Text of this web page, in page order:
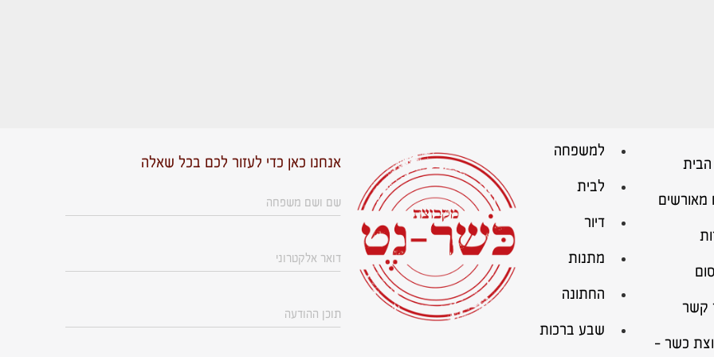
מאורשים
קשר
כשר –
למשפחה
לבית
דיור
מתנות
החתונה
שבע ברכות
אנחנו כאן כדי לעזור לכם בכל שאלה